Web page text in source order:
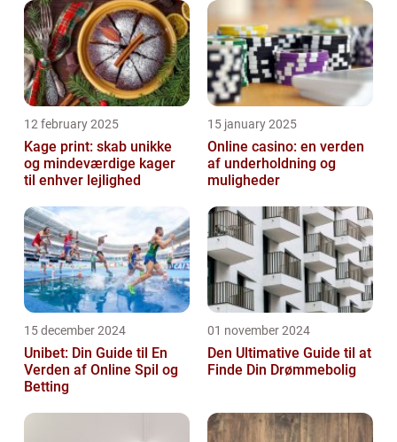
12 february 2025
Kage print: skab unikke
og mindeværdige kager
til enhver lejlighed
15 january 2025
Online casino: en verden
af underholdning og
muligheder
15 december 2024
Unibet: Din Guide til En
Verden af Online Spil og
Betting
01 november 2024
Den Ultimative Guide til at
Finde Din Drømmebolig